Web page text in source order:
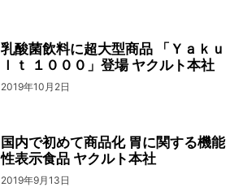
乳酸菌飲料に超大型商品 「Ｙａｋｕ
ｌｔ １０００」登場 ヤクルト本社
2019年10月2日
国内で初めて商品化 胃に関する機能
性表示食品 ヤクルト本社
2019年9月13日